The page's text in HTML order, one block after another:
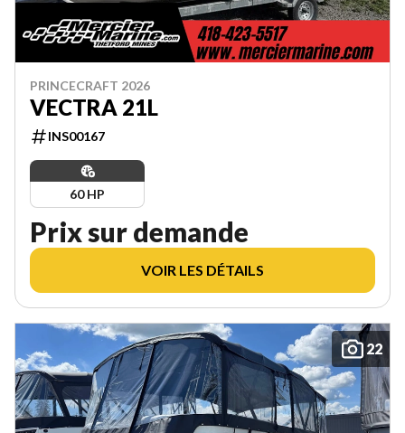
PRINCECRAFT 2026
VECTRA 21L
INS00167
60 HP
Prix sur demande
VOIR LES DÉTAILS
22